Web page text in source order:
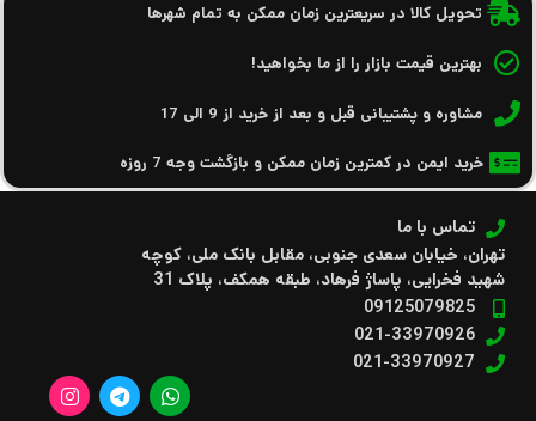
تحویل کالا در سریعترین زمان ممکن به تمام شهرها
بهترین قیمت بازار را از ما بخواهید!
مشاوره و پشتیبانی قبل و بعد از خرید از 9 الی 17
خرید ایمن در کمترین زمان ممکن و بازگشت وجه 7 روزه
تماس با ما
تهران، خیابان سعدی جنوبی، مقابل بانک ملی، کوچه
شهید فخرایی، پاساژ فرهاد، طبقه همکف، پلاک 31
09125079825
021-33970926
021-33970927